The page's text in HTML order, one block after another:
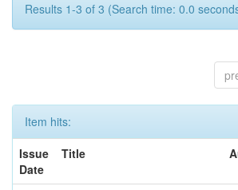
Results 1-3 of 3 (Search time: 0.0
Item hits:
Issue
Date
Title